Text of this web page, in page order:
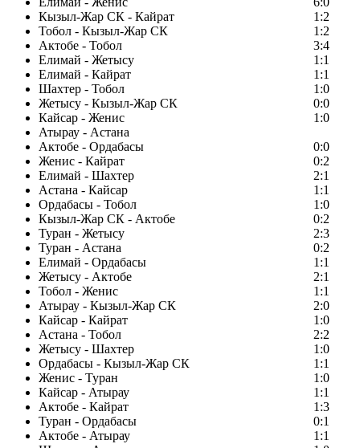
Кызыл-Жар СК - Кайрат
1:2
Тобол - Кызыл-Жар СК
1:2
Актобе - Тобол
3:4
Елимай - Жетысу
1:1
Елимай - Кайрат
1:1
Шахтер - Тобол
1:0
Жетысу - Кызыл-Жар СК
0:0
Кайсар - Женис
1:0
Атырау - Астана
Актобе - Ордабасы
0:0
Женис - Кайрат
0:2
Елимай - Шахтер
2:1
Астана - Кайсар
1:1
Ордабасы - Тобол
1:0
Кызыл-Жар СК - Актобе
0:2
Туран - Жетысу
2:3
Туран - Астана
0:2
Елимай - Ордабасы
1:1
Жетысу - Актобе
2:1
Тобол - Женис
1:1
Атырау - Кызыл-Жар СК
2:0
Кайсар - Кайрат
1:0
Астана - Тобол
2:2
Жетысу - Шахтер
1:0
Ордабасы - Кызыл-Жар СК
1:1
Женис - Туран
1:0
Кайсар - Атырау
1:1
Актобе - Кайрат
1:3
Туран - Ордабасы
0:1
Актобе - Атырау
1:1